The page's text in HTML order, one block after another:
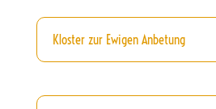
Kloster zur Ewigen Anbetung